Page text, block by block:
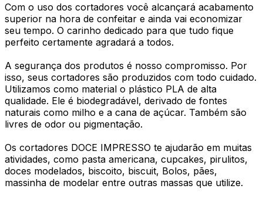
Com o uso dos cortadores você alcançará acabamento
superior na hora de confeitar e ainda vai economizar
seu tempo. O carinho dedicado para que tudo fique
perfeito certamente agradará a todos.
A segurança dos produtos é nosso compromisso. Por
isso, seus cortadores são produzidos com todo cuidado.
Utilizamos como material o plástico PLA de alta
qualidade. Ele é biodegradável, derivado de fontes
naturais como milho e a cana de açúcar. Também são
livres de odor ou pigmentação.
Os cortadores DOCE IMPRESSO te ajudarão em muitas
atividades, como pasta americana, cupcakes, pirulitos,
doces modelados, biscoito, biscuit, Bolos, pães,
massinha de modelar entre outras massas que utilize.